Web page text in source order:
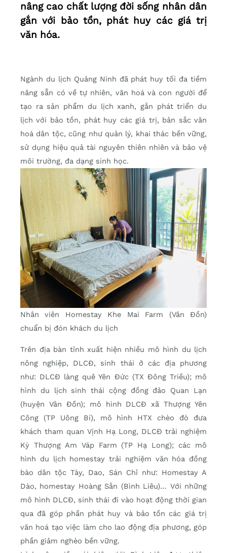
nâng cao chất lượng đời sống nhân dân
gắn với bảo tồn, phát huy các giá trị
văn hóa.
Ngành du lịch Quảng Ninh đã phát huy tối đa tiềm
năng sẵn có về tự nhiên, văn hoá và con người để
tạo ra sản phẩm du lịch xanh, gắn phát triển du
lịch với bảo tồn, phát huy các giá trị, bản sắc văn
hoá dân tộc, cũng như quản lý, khai thác bền vững,
sử dụng hiệu quả tài nguyên thiên nhiên và bảo vệ
môi trường, đa dạng sinh học.
Nhân viên Homestay Khe Mai Farm (Vân Đồn)
chuẩn bị đón khách du lịch
Trên địa bàn tỉnh xuất hiện nhiều mô hình du lịch
nông nghiệp, DLCĐ, sinh thái ở các địa phương
như: DLCĐ làng quê Yên Đức (TX Đông Triều); mô
hình du lịch sinh thái cộng đồng đảo Quan Lạn
(huyện Vân Đồn); mô hình DLCĐ xã Thượng Yên
Công (TP Uông Bí), mô hình HTX chèo đò đưa
khách tham quan Vịnh Hạ Long, DLCĐ trải nghiệm
Kỳ Thượng Am Váp Farm (TP Hạ Long); các mô
hình du lịch homestay trải nghiệm văn hóa đồng
bào dân tộc Tày, Dao, Sán Chỉ như: Homestay A
Dào, homestay Hoàng Sằn (Bình Liêu)… Với những
mô hình DLCĐ, sinh thái đi vào hoạt động thời gian
qua đã góp phần phát huy và bảo tồn các giá trị
văn hoá tạo việc làm cho lao động địa phương, góp
phần giảm nghèo bền vững.